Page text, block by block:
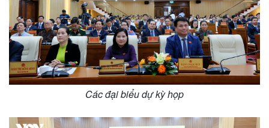
Các đại biểu dự kỳ họp